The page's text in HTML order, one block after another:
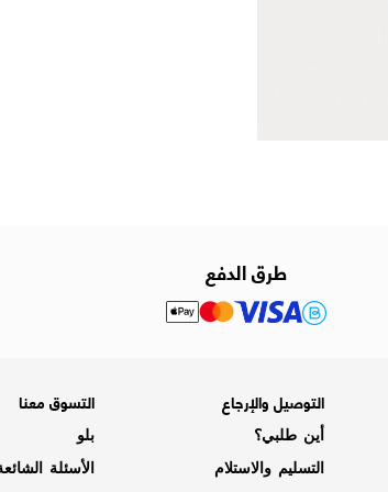
طرق الدفع
التوصيل والإرجاع
أين طلبي؟
التسليم والاستلام
التسوق معنا
بلو
الأسئلة